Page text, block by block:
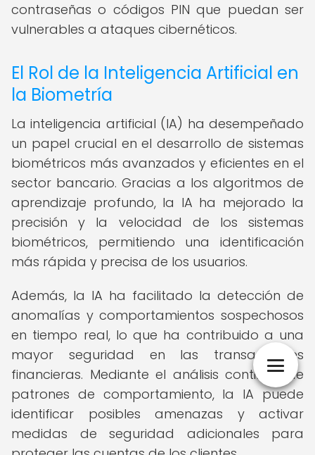
contraseñas o códigos PIN que puedan ser
vulnerables a ataques cibernéticos.
El Rol de la Inteligencia Artificial en
la Biometría
La inteligencia artificial (IA) ha desempeñado
un papel crucial en el desarrollo de sistemas
biométricos más avanzados y eficientes en el
sector bancario. Gracias a los algoritmos de
aprendizaje profundo, la IA ha mejorado la
precisión y la velocidad de los sistemas
biométricos, permitiendo una identificación
más rápida y precisa de los usuarios.
Además, la IA ha facilitado la detección de
anomalías y comportamientos sospechosos
en tiempo real, lo que ha contribuido a una
mayor seguridad en las transacciones
financieras. Mediante el análisis continuo de
patrones de comportamiento, la IA puede
identificar posibles amenazas y activar
medidas de seguridad adicionales para